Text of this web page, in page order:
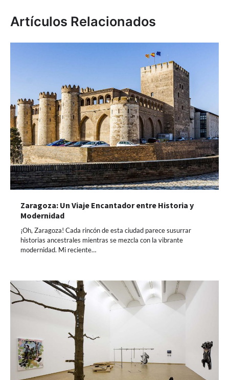
Artículos Relacionados
Zaragoza: Un Viaje Encantador entre Historia y
Modernidad
¡Oh, Zaragoza! Cada rincón de esta ciudad parece susurrar
historias ancestrales mientras se mezcla con la vibrante
modernidad. Mi reciente…